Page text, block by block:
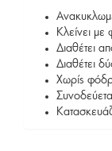
Κλείνει με
Διαθέτει
Διαθέτει
Χωρίς